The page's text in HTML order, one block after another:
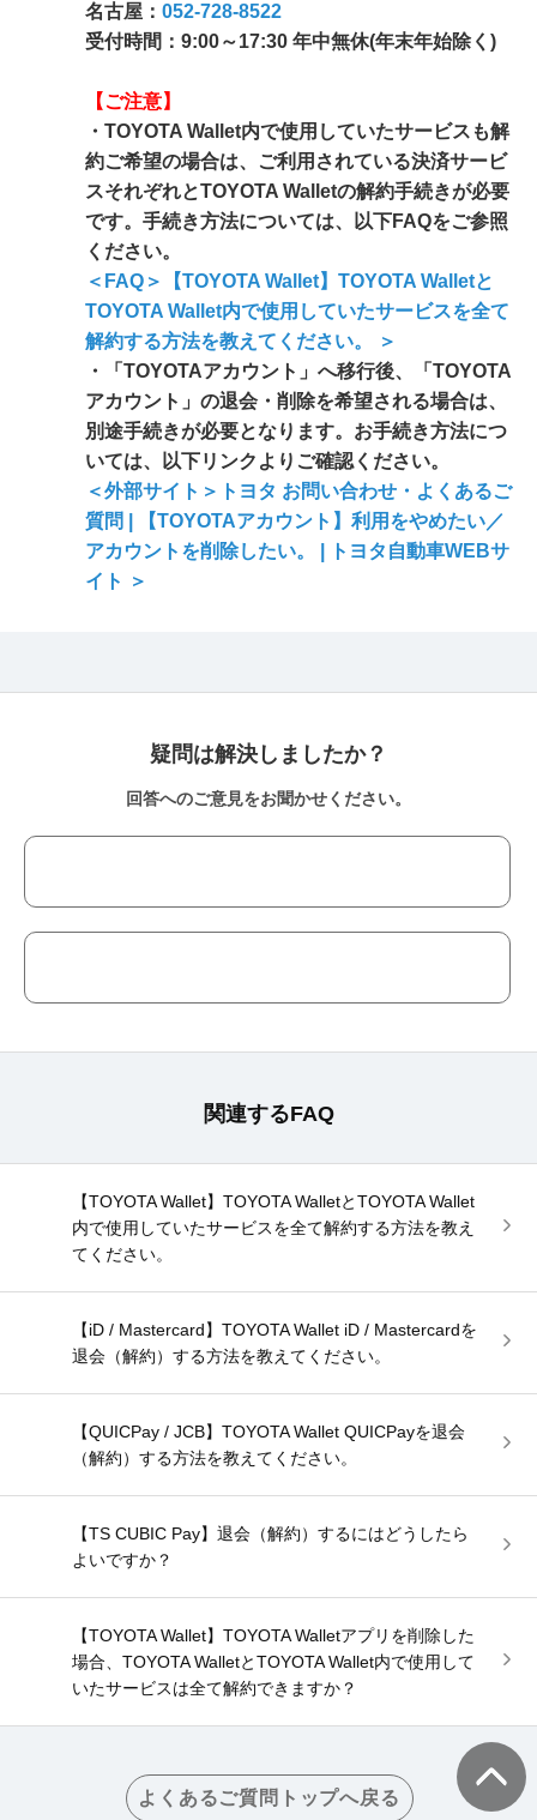
名古屋： 052-728-8522
受付時間：9:00～17:30 年中無休(年末年始除く)
【ご注意】
・TOYOTA Wallet内で使用していたサービスも解
約ご希望の場合は、ご利用されている決済サービ
スそれぞれとTOYOTA Walletの解約手続きが必要
です。手続き方法については、以下FAQをご参照
ください。
＜FAQ＞【TOYOTA Wallet】TOYOTA Walletと
TOYOTA Wallet内で使用していたサービスを全て
解約する方法を教えてください。 ＞
・「TOYOTAアカウント」へ移行後、「TOYOTA
アカウント」の退会・削除を希望される場合は、
別途手続きが必要となります。お手続き方法につ
いては、以下リンクよりご確認ください。
＜外部サイト＞トヨタ お問い合わせ・よくあるご
質問 | 【TOYOTAアカウント】利用をやめたい／
アカウントを削除したい。 | トヨタ自動車WEBサ
イト ＞
疑問は解決しましたか？
回答へのご意見をお聞かせください。
関連するFAQ
【TOYOTA Wallet】TOYOTA WalletとTOYOTA Wallet
内で使用していたサービスを全て解約する方法を教え
てください。
【iD / Mastercard】TOYOTA Wallet iD / Mastercardを
退会（解約）する方法を教えてください。
【QUICPay / JCB】TOYOTA Wallet QUICPayを退会
（解約）する方法を教えてください。
【TS CUBIC Pay】退会（解約）するにはどうしたら
よいですか？
【TOYOTA Wallet】TOYOTA Walletアプリを削除した
場合、TOYOTA WalletとTOYOTA Wallet内で使用して
いたサービスは全て解約できますか？
よくあるご質問トップへ戻る